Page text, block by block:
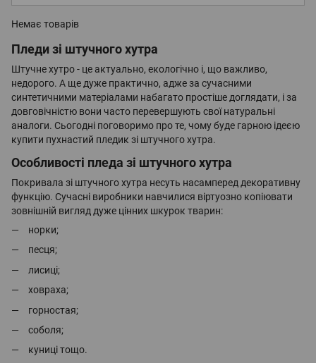
Плюшеві пледи Стьобані покривала із мікрофібри
Дитячі пледи Пухнасті покривала Хутряні пледи
Плед для пікніків Покривала Піке
Покривала із мікрофібри Бавовняні пледи
Електропростирадла Покривала на диван
Покривала жаккард
Немає товарів
Пледи зі штучного хутра
Штучне хутро - це актуально, екологічно і, що важливо,
недорого. А ще дуже практично, адже за сучасними
синтетичними матеріалами набагато простіше доглядати, і за
довговічністю вони часто перевершують свої натуральні
аналоги. Сьогодні поговоримо про те, чому буде гарною ідеєю
купити пухнастий пледик зі штучного хутра.
Особливості пледа зі штучного хутра
Покривала зі штучного хутра несуть насамперед декоративну
функцію. Сучасні виробники навчилися віртуозно копіювати
зовнішній вигляд дуже цінних шкурок тварин:
норки;
песця;
лисиці;
ховраха;
горностая;
соболя;
куниці тощо.